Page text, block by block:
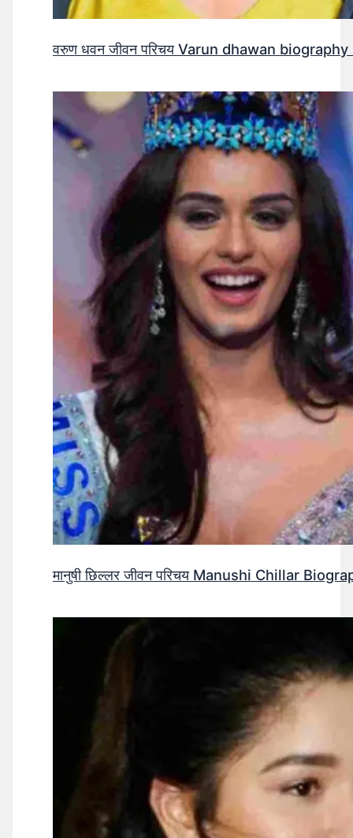
वरुण धवन जीवन परिचय Varun dhawan
मानुषी छिल्लर जीवन परिचय Manushi Chillar